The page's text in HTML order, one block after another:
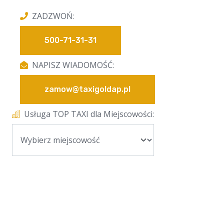
ZADZWOŃ:
500-71-31-31
NAPISZ WIADOMOŚĆ:
zamow@taxigoldap.pl
Usługa TOP TAXI dla Miejscowości: